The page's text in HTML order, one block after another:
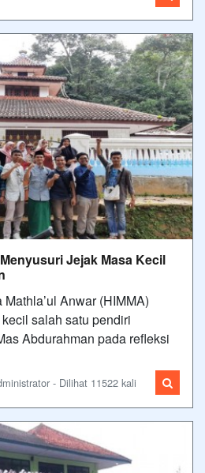
Jejak Masa Kecil
Anwar (HIMMA)
salah satu pendiri
Abdurahman pada refleksi
- Dilihat 11522 kali